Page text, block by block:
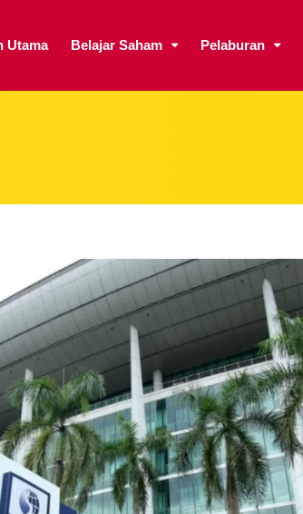
Utama Belajar Saham Pelaburan